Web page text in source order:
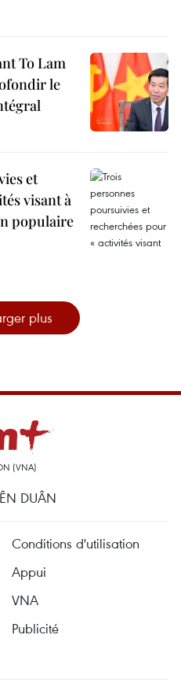
To Lam
le
et
visant à
populaire
plus
(VNA)
DUÂN
Conditions d'utilisation
Appui
VNA
Publicité